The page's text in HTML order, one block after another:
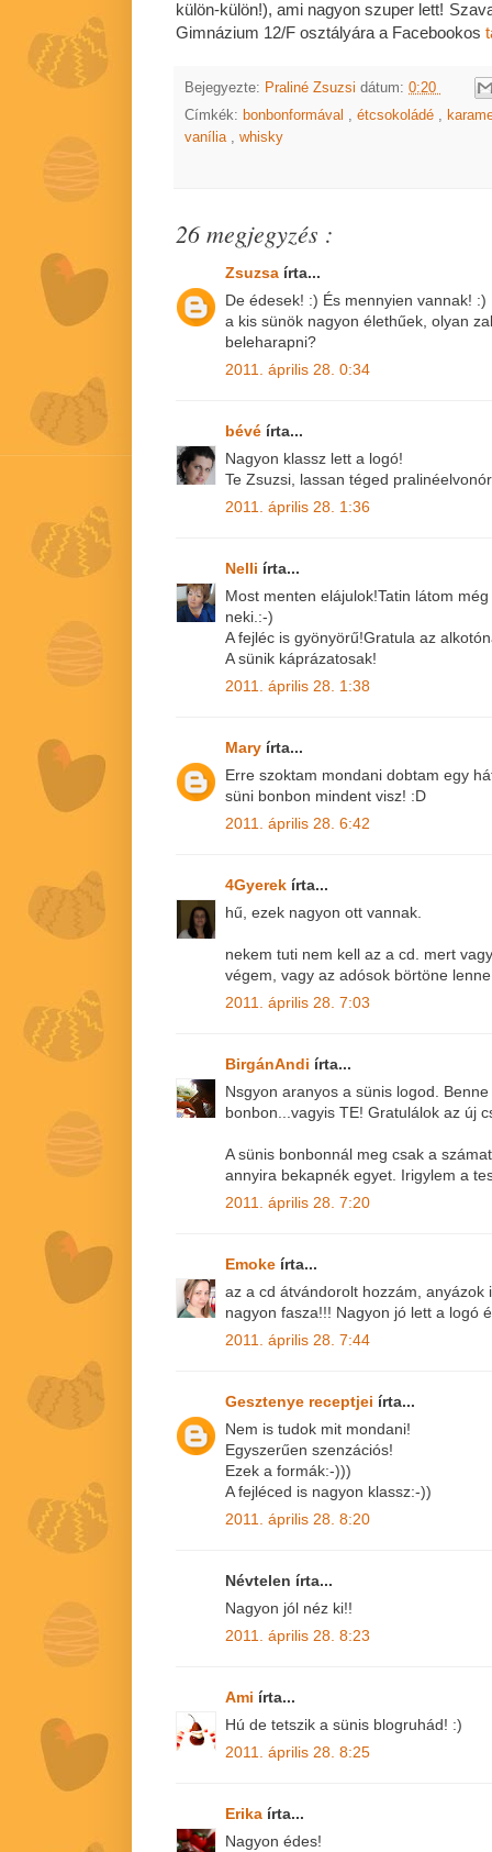
külön-külön!), ami nagyon szuper lett!
Gimnázium 12/F osztályára a Facebookos
Bejegyezte: Praliné Zsuzsi dátum: 0:20
Címkék: bonbonformával , étcsokoládé ,
vanília , whisky
26 megjegyzés :
Zsuzsa írta...
De édesek! :) És mennyien vannak!
a kis sünök nagyon élethűek, olyan
beleharapni?
2011. április 28. 0:34
bévé írta...
Nagyon klassz lett a logó!
Te Zsuzsi, lassan téged
2011. április 28. 1:36
Nelli írta...
Most menten elájulok!Tatin látom
neki.:-)
A fejléc is gyönyörű!Gratula az
A sünik káprázatosak!
2011. április 28. 1:38
Mary írta...
Erre szoktam mondani dobtam egy
süni bonbon mindent visz! :D
2011. április 28. 6:42
4Gyerek írta...
hű, ezek nagyon ott vannak.
nekem tuti nem kell az a cd. mert
végem, vagy az adósok börtöne
2011. április 28. 7:03
BirgánAndi írta...
Nsgyon aranyos a sünis logod.
bonbon...vagyis TE! Gratulálok az új
A sünis bonbonnál meg csak a
annyira bekapnék egyet. Irigylem a
2011. április 28. 7:20
Emoke írta...
az a cd átvándorolt hozzám, anyázok
nagyon fasza!!! Nagyon jó lett a logó
2011. április 28. 7:44
Gesztenye receptjei írta...
Nem is tudok mit mondani!
Egyszerűen szenzációs!
Ezek a formák:-)))
A fejléced is nagyon klassz:-))
2011. április 28. 8:20
Névtelen írta...
Nagyon jól néz ki!!
2011. április 28. 8:23
Ami írta...
Hú de tetszik a sünis blogruhád! :)
2011. április 28. 8:25
Erika írta...
Nagyon édes!